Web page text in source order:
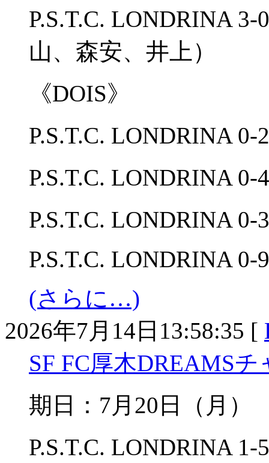
P.S.T.C. LONDRINA
山、森安、井上）
《DOIS》
P.S.T.C. LONDRINA
P.S.T.C. LONDRINA 0-
P.S.T.C. LONDRINA 0-
P.S.T.C. LONDRINA 0-
(さらに…)
2026年7月14日13:58:35 [
SF FC厚木DREAMS
期日：7月20日（月
P.S.T.C. LONDRINA